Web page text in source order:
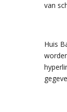
van
Huis